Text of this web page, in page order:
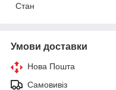
Стан
Умови доставки
Нова Пошта
Самовивіз